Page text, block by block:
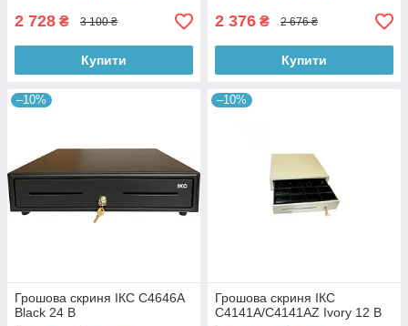
2 728 ₴ 3 100 ₴
Купити
2 376 ₴ 2 676 ₴
Купити
–10%
Грошова скриня ІКС C4646A
Black 24 В
–10%
Грошова скриня ІКС
C4141A/C4141AZ Ivory 12 В